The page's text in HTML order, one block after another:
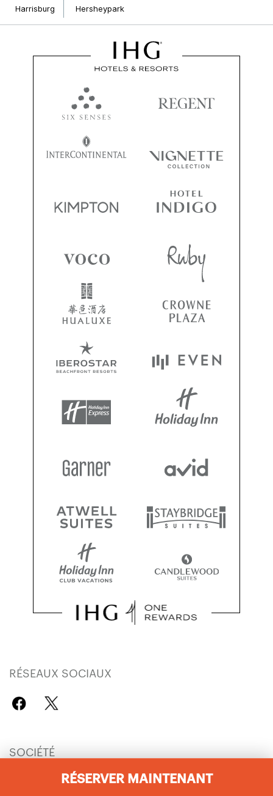
RÉSERVER MAINTENANT
Harrisburg
Hersheypark
RÉSEAUX SOCIAUX
SOCIÉTÉ
Carrières IHG
Découvrir les hôtels